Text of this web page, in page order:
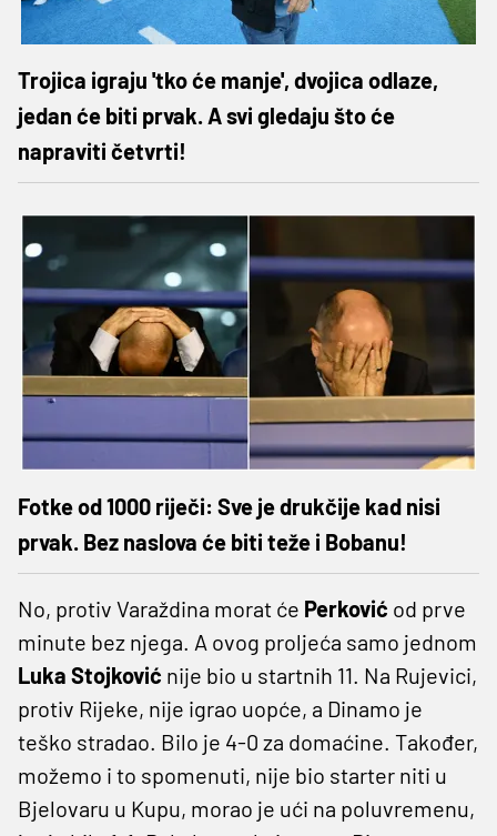
Trojica igraju 'tko će manje', dvojica odlaze,
jedan će biti prvak. A svi gledaju što će
napraviti četvrti!
Fotke od 1000 riječi: Sve je drukčije kad nisi
prvak. Bez naslova će biti teže i Bobanu!
No, protiv Varaždina morat će Perković od prve
minute bez njega. A ovog proljeća samo jednom
Luka Stojković nije bio u startnih 11. Na Rujevici,
protiv Rijeke, nije igrao uopće, a Dinamo je
teško stradao. Bilo je 4-0 za domaćine. Također,
možemo i to spomenuti, nije bio starter niti u
Bjelovaru u Kupu, morao je ući na poluvremenu,